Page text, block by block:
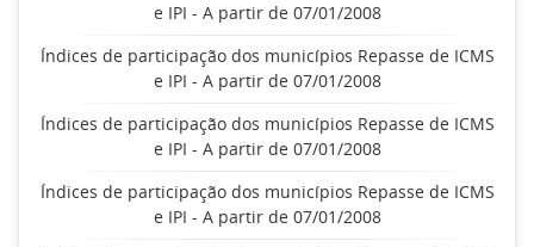
e IPI - A partir de 07/01/2008
Índices de participação dos municípios Repasse de ICMS
e IPI - A partir de 07/01/2008
Índices de participação dos municípios Repasse de ICMS
e IPI - A partir de 07/01/2008
Índices de participação dos municípios Repasse de ICMS
e IPI - A partir de 07/01/2008